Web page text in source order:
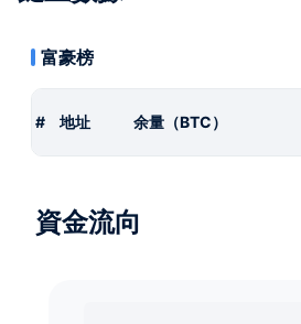
富豪榜
# 地址 余量（BTC）
資金流向